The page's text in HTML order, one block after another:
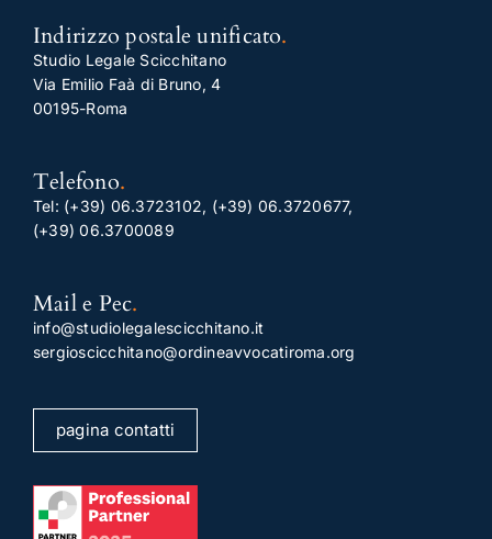
Indirizzo postale unificato.
Studio Legale Scicchitano
Via Emilio Faà di Bruno, 4
00195-Roma
Telefono.
Tel: (+39) 06.3723102, (+39) 06.3720677,
(+39) 06.3700089
Mail e Pec.
info@studiolegalescicchitano.it
sergioscicchitano@ordineavvocatiroma.org
pagina contatti